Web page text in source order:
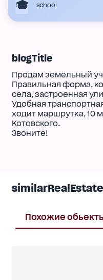
school
blogTitle
Продам земельный
Правильная форма,
села, застроенная
Удобная
ходит маршрутка, 10
Котовского.
Звоните!
similarRealEstate
Похожие